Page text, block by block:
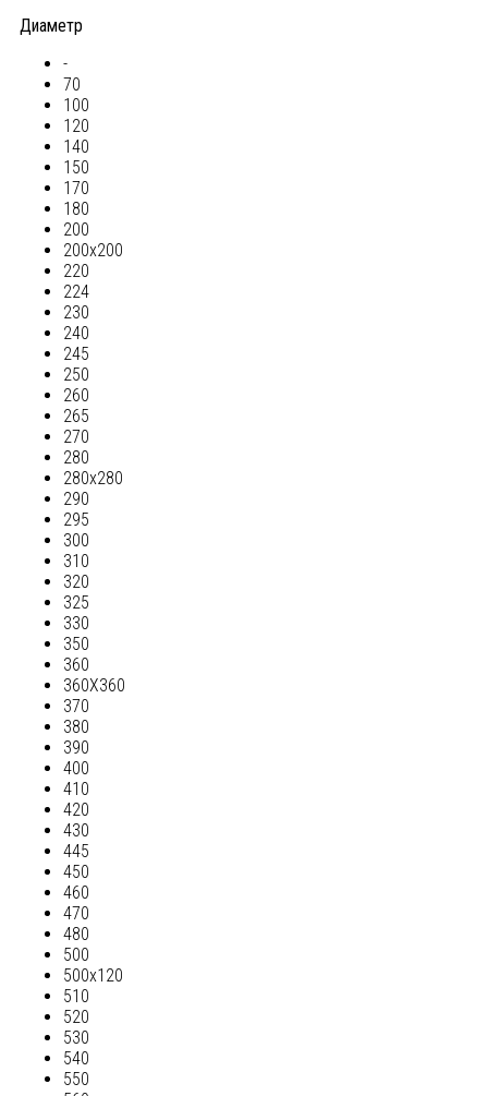
Диаметр
-
70
100
120
140
150
170
180
200
200х200
220
224
230
240
245
250
260
265
270
280
280х280
290
295
300
310
320
325
330
350
360
360Х360
370
380
390
400
410
420
430
445
450
460
470
480
500
500х120
510
520
530
540
550